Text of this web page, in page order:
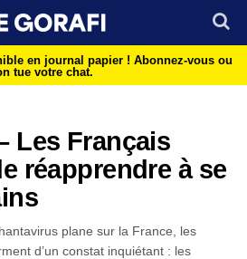
en journal papier ! Abonnez-vous ou
tue votre chat.
Les Français
réapprendre à se
plane sur la France, les
d’un constat inquiétant : les